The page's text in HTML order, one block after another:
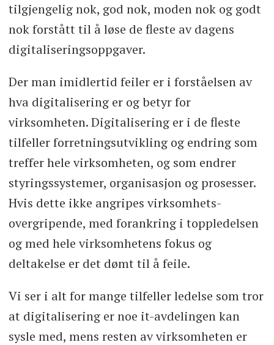
tilgjengelig nok, god nok, moden nok og godt
nok forstått til å løse de fleste av dagens
digitaliseringsoppgaver.
Der man imidlertid feiler er i forståelsen av
hva digitalisering er og betyr for
virksomheten. Digitalisering er i de fleste
tilfeller forretningsutvikling og endring som
treffer hele virksomheten, og som endrer
styringssystemer, organisasjon og prosesser.
Hvis dette ikke angripes virksomhets-
overgripende, med forankring i toppledelsen
og med hele virksomhetens fokus og
deltakelse er det dømt til å feile.
Vi ser i alt for mange tilfeller ledelse som tror
at digitalisering er noe it-avdelingen kan
sysle med, mens resten av virksomheten er